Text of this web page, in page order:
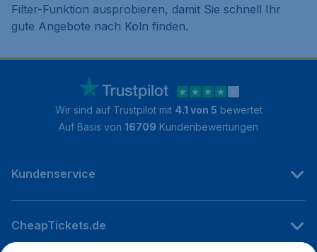
Filter-Funktion ausprobieren, damit Sie schnell Ihr
gute Angebote nach Köln finden.
Wir sind auf Trustpilot mit 4.1 von 5 bewertet
Auf Basis von 16709 Kundenbewertungen
Kundenservice
CheapTickets.de